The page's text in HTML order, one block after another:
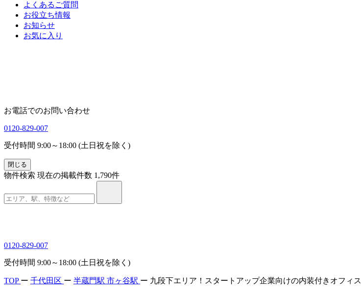
よくあるご質問
お役立ち情報
お知らせ
お気に入り
お電話でのお問い合わせ
0120-829-007
受付時間 9:00～18:00 (土日祝を除く)
閉じる
物件検索 現在の掲載件数 1,790件
0120-829-007
受付時間 9:00～18:00 (土日祝を除く)
TOP ー 千代田区 ー 半蔵門駅 市ヶ谷駅 ー 九段下エリア！スタートアップ企業向けの内装付きオフィス